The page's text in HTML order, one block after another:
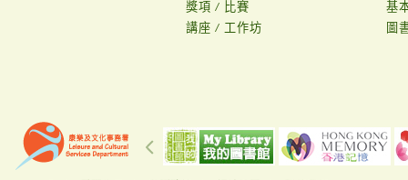
獎項 / 比賽
講座 / 工作坊
基
圖